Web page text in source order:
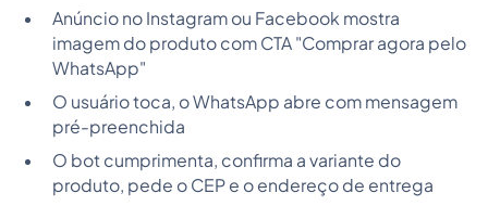
Anúncio no Instagram ou Facebook mostra
imagem do produto com CTA "Comprar agora pelo
WhatsApp"
O usuário toca, o WhatsApp abre com mensagem
pré-preenchida
O bot cumprimenta, confirma a variante do
produto, pede o CEP e o endereço de entrega